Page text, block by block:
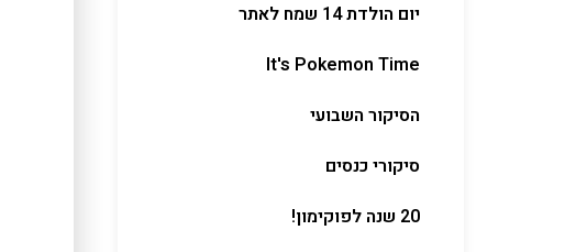
יום הולדת 14 שמח לאתר
It's Pokemon Time
הסיקור השבועי
סיקורי כנסים
20 שנה לפוקימון!